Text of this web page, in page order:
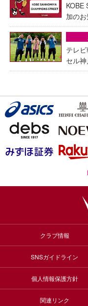
KOBE
加の
テレ
セル
クラブ情報
SNSガイドライン
個人情報保護方針
関連リンク